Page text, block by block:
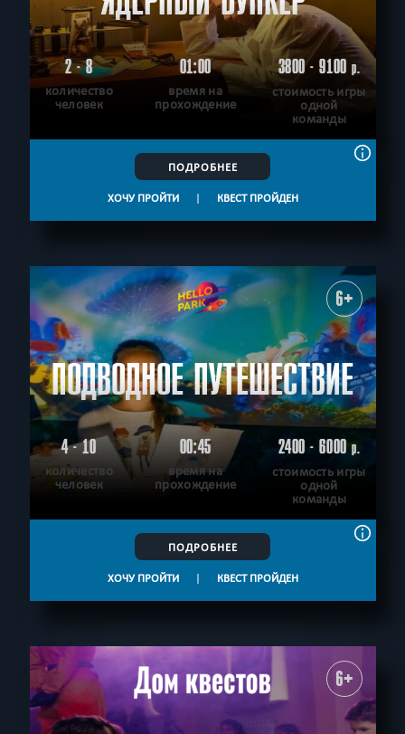
2 - 8
количество
человек
01:00
время на
прохождение
3800 - 9100р.
стоимость игры
одной
команды
ПОДРОБНЕЕ
ХОЧУ ПРОЙТИ | КВЕСТ ПРОЙДЕН
6+
ПОДВОДНОЕ ПУТЕШЕСТВИЕ
4 - 10
количество
человек
00:45
время на
прохождение
2400 - 6000р.
стоимость игры
одной
команды
ПОДРОБНЕЕ
ХОЧУ ПРОЙТИ | КВЕСТ ПРОЙДЕН
6+